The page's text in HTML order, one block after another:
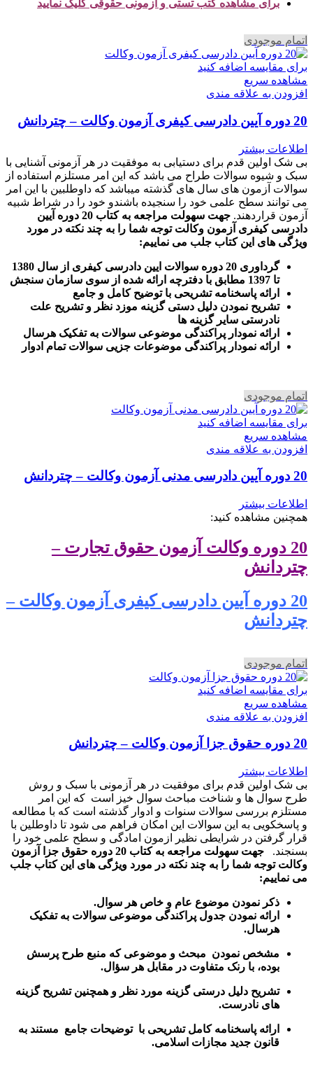
برای مشاهده کتب تستی و آزمونی حقوقی کلیک نمایید
اتمام موجودی
برای مقایسه اضافه کنید
مشاهده سریع
افزودن به علاقه مندی
20 دوره آیین دادرسی کیفری آزمون وکالت – چتردانش
اطلاعات بیشتر
بی شک اولین قدم برای دستیابی به موفقیت در هر آزمونی آشنایی با
سبک و شیوه سوالات طراح می باشد که این امر مستلزم استفاده از
سوالات آزمون های سال های گذشته میباشد که داوطلبین با این امر
می توانند سطح علمی خود را سنجیده باشندو خود را در شراط شبیه
آزمون قراردهند.
جهت سهولت مراجعه به کتاب 20 دوره آیین
دادرسی کیفری آزمون وکالت توجه شما را به چند نکته در مورد
ویژگی های این کتاب جلب می نماییم:
گرداوری 20 دوره سوالات ایین دادرسی کیفری از سال 1380
تا 1397 مطابق با دفترچه ارائه شده از سوی سازمان سنجش
ارائه پاسخنامه تشریحی با توضیح کامل و جامع
تشریح نمودن دلیل دستی گزینه موزد نظر و تشریح علت
نادرستی سایر گزینه ها
ارائه نمودار پراکندگی موضوعی سوالات به تفکیک هرسال
رائه نمودار پراکندگی موضوعات جزیی سوالات تمام ادوار
اتمام موجودی
برای مقایسه اضافه کنید
مشاهده سریع
افزودن به علاقه مندی
20 دوره آیین دادرسی مدنی آزمون وکالت – چتردانش
اطلاعات بیشتر
همچنین مشاهده کنید:
20 دوره وکالت آزمون حقوق تجارت –
چتردانش
20 دوره آیین دادرسی کیفری آزمون وکالت –
چتردانش
اتمام موجودی
برای مقایسه اضافه کنید
مشاهده سریع
افزودن به علاقه مندی
20 دوره حقوق جزا آزمون وکالت – چتردانش
اطلاعات بیشتر
بی شک اولین قدم برای موفقیت در هر آزمونی با سبک و روش
طرح سوال ها و شناخت مباحث سوال خیز است که این امر
مستلزم بررسی سوالات سنوات و ادوار گذشته است که با مطالعه
و پاسخکویی به این سوالات این امکان فراهم می شود تا داوطلین با
قرار گرفتن در شرایطی نظیر ازمون امادگی و سطح علمی خود را
بسنجند.
جهت سهولت مراجعه به کتاب 20 دوره حقوق جزا آزمون
وکالت توجه شما را به چند نکته در مورد ویژگی های این کتاب جلب
می نماییم:
ذکر نمودن موضوع عام و خاص هر سوال.
ارائه نمودن جدول پراکندگی موضوعی سوالات به تفکیک
هرسال.
مشخص نمودن مبحث و موضوعی که منبع طرح پرسش
بوده، با رنک متفاوت در مقابل هر سؤال.
تشریح دلیل درستی گزینه مورد نظر و همچنین تشریح گزینه
های نادرست.
ارائه پاسخنامه کامل تشریحی با توضیحات جامع مستند به
قانون جدید مجازات اسلامی.